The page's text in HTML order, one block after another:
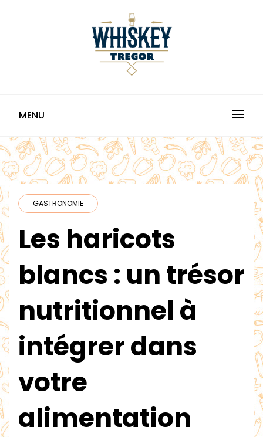
MENU
GASTRONOMIE
Les haricots
blancs : un trésor
nutritionnel à
intégrer dans
votre
alimentation